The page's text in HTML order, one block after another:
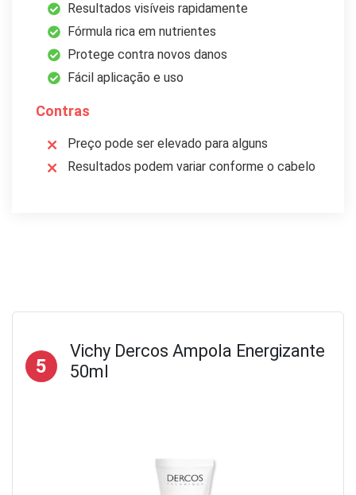
Resultados visíveis rapidamente
Fórmula rica em nutrientes
Protege contra novos danos
Fácil aplicação e uso
Contras
Preço pode ser elevado para alguns
Resultados podem variar conforme o cabelo
5
Vichy Dercos Ampola Energizante
50ml